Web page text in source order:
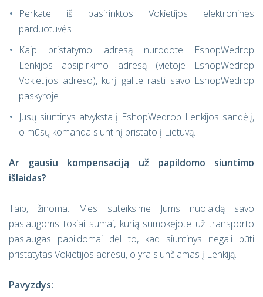
Perkate iš pasirinktos Vokietijos elektroninės
parduotuvės
Kaip pristatymo adresą nurodote EshopWedrop
Lenkijos apsipirkimo adresą (vietoje EshopWedrop
Vokietijos adreso), kurį galite rasti savo EshopWedrop
paskyroje
Jūsų siuntinys atvyksta į EshopWedrop Lenkijos sandėlį,
o mūsų komanda siuntinį pristato į Lietuvą.
Ar gausiu kompensaciją už papildomo siuntimo
išlaidas?
Taip, žinoma. Mes suteiksime Jums nuolaidą savo
paslaugoms tokiai sumai, kurią sumokėjote už transporto
paslaugas papildomai dėl to, kad siuntinys negali būti
pristatytas Vokietijos adresu, o yra siunčiamas į Lenkiją.
Pavyzdys: